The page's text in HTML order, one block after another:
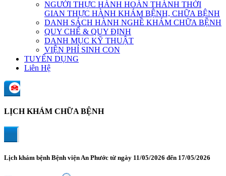
NGƯỜI THỰC HÀNH HOÀN THÀNH THỜI
GIAN THỰC HÀNH KHÁM BỆNH, CHỮA BỆNH
DANH SÁCH HÀNH NGHỀ KHÁM CHỮA BỆNH
QUY CHẾ & QUY ĐỊNH
DANH MỤC KỸ THUẬT
VIỆN PHÍ SINH CON
TUYỂN DỤNG
Liên Hệ
LỊCH KHÁM CHỮA BỆNH
Lịch khám bệnh Bệnh viện An Phước từ ngày 11/05/2026 đến 17/05/2026